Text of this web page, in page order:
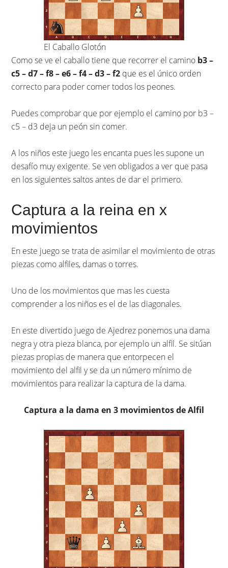
El Caballo Glotón
Como se ve el caballo tiene que recorrer el camino b3 –
c5 – d7 – f8 – e6 – f4 – d3 – f2 que es el único orden
correcto para poder comer todos los peones.
Puedes comprobar que por ejemplo el camino por b3 –
c5 – d3 deja un peón sin comer.
A los niños este juego les encanta pues les supone un
desafío muy exigente. Se ven obligados a ver que pasa
en los siguientes saltos antes de dar el primero.
Captura a la reina en x
movimientos
En este juego se trata de asimilar el movimiento de otras
piezas como alfiles, damas o torres.
Uno de los movimientos que mas les cuesta
comprender a los niños es el de las diagonales.
En este divertido juego de Ajedrez ponemos una dama
negra y otra pieza blanca, por ejemplo un alfil. Se sitúan
piezas propias de manera que entorpecen el
movimiento del alfil y se da un número mínimo de
movimientos para realizar la captura de la dama.
Captura a la dama en 3 movimientos de Alfil